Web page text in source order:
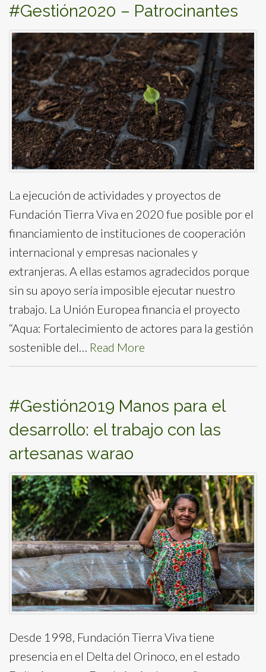
#Gestión2020 – Patrocinantes
La ejecución de actividades y proyectos de
Fundación Tierra Viva en 2020 fue posible por el
financiamiento de instituciones de cooperación
internacional y empresas nacionales y
extranjeras. A ellas estamos agradecidos porque
sin su apoyo sería imposible ejecutar nuestro
trabajo. La Unión Europea financia el proyecto
“Aqua: Fortalecimiento de actores para la gestión
sostenible del… Read More
#Gestión2019 Manos para el
desarrollo: el trabajo con las
artesanas warao
Desde 1998, Fundación Tierra Viva tiene
presencia en el Delta del Orinoco, en el estado